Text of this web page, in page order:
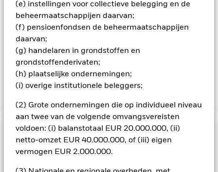
(e) instellingen voor collectieve belegging en de
beheermaatschappijen daarvan;
(f) pensioenfondsen de beheermaatschappijen
daarvan;
(g) handelaren in grondstoffen en
grondstoffenderivaten;
(h) plaatselijke ondernemingen;
(i) overige institutionele beleggers;
(2) Grote ondernemingen die op individueel niveau
aan twee van de volgende omvangsvereisten
voldoen: (i) balanstotaal EUR 20.000.000, (ii)
netto-omzet EUR 40.000.000, of (iii) eigen
vermogen EUR 2.000.000.
In de mate waarin het Fonds effecten uitleent om zijn kosten
te reduceren, ontvangt het Fonds 62,5% van de hiermee
verbonden inkomsten en komen de resterende 37,5% ten
goede aan BlackRock als effectenuitleenagent. Aangezien de
verdeling van opbrengsten uit effectenleningen de
exploitatiekosten van het Fonds niet verhoogt, is deze niet in
iShares World Equity Index Fund (LU)
Risicometer
Performance